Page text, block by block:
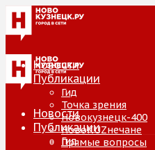
Новости
Публикации
Гид
Точка зрения
Новокузнецк-400
НовоKUZнечане
Прямые вопросы
Новости
Публикации
Гид